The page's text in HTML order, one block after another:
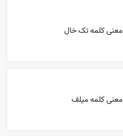
معنی کلمه تک خال
معنی کلمه میلف